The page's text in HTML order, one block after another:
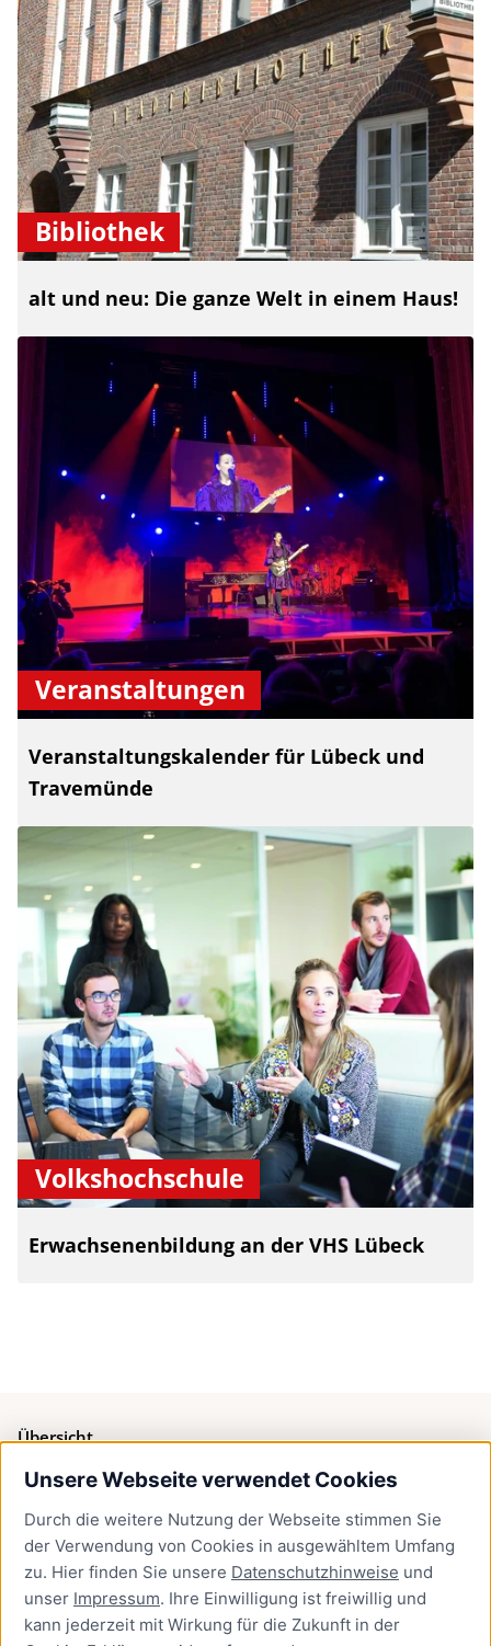
Unsere Webseite verwendet Cookies
Durch die weitere Nutzung der Webseite stimmen Sie
der Verwendung von Cookies in ausgewähltem Umfang
zu. Hier finden Sie unsere Datenschutzhinweise und
unser Impressum. Ihre Einwilligung ist freiwillig und
kann jederzeit mit Wirkung für die Zukunft in der
Bibliothek
alt und neu: Die ganze Welt in einem Haus!
Veranstaltungen
Veranstaltungskalender für Lübeck und
Travemünde
Volkshochschule
Erwachsenenbildung an der VHS Lübeck
Übersicht
Bürgerservice
Presse
Newsletter Lübeck:kompakt
Kontakt